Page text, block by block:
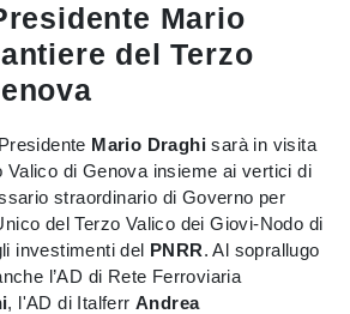
Mario
del Terzo
Mario Draghi sarà in visita
Valico di Genova insieme ai vertici di
straordinario di Governo per
del Terzo Valico dei Giovi-Nodo di
investimenti del PNRR. Al soprallugo
l’AD di Rete Ferroviaria
, l'AD di ItalferrAndrea